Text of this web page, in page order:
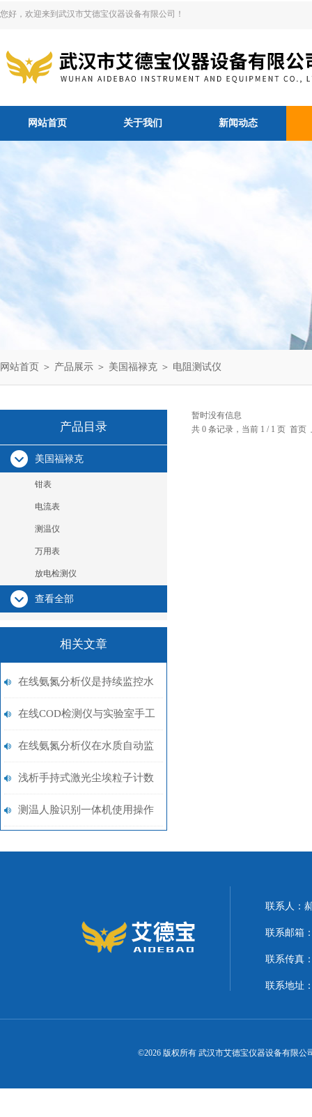
您好，欢迎来到武汉市艾德宝仪器设备有限公司！
网站首页 关于我们 新闻动态
网站首页 ＞ 产品展示 ＞ 美国福禄克 ＞ 电阻测试仪
产品目录
美国福禄克
钳表
电流表
测温仪
万用表
放电检测仪
查看全部
相关文章
在线氨氮分析仪是持续监控水
体氨氮含量的关键
在线COD检测仪与实验室手工
法的差异分析
在线氨氮分析仪在水质自动监
测系统中的集成架构
浅析手持式激光尘埃粒子计数
器在制药行业中的应用
测温人脸识别一体机使用操作
暂时没有信息
共 0 条记录，当前 1 / 1 页 首
联系人：
联系邮箱
联系传真
联系地址
©2026 版权所有 武汉市艾德宝仪器设备有限公